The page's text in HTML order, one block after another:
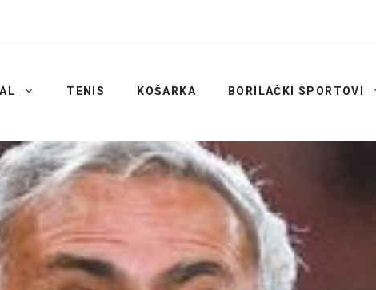
TENIS KOŠARKA BORILAČKI SPORTOVI